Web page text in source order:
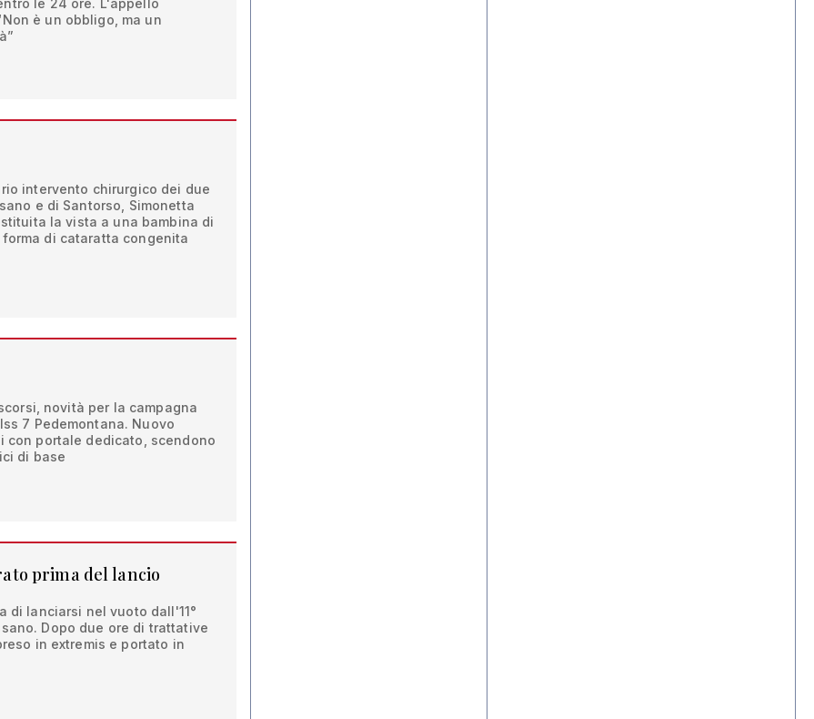
le 24 ore. L'appello
è un obbligo, ma un
intervento chirurgico dei due
e di Santorso, Simonetta
la vista a una bambina di
di cataratta congenita
novità per la campagna
7 Pedemontana. Nuovo
con portale dedicato, scendono
di base
prima del lancio
di lanciarsi nel vuoto dall'11°
Dopo due ore di trattative
in extremis e portato in